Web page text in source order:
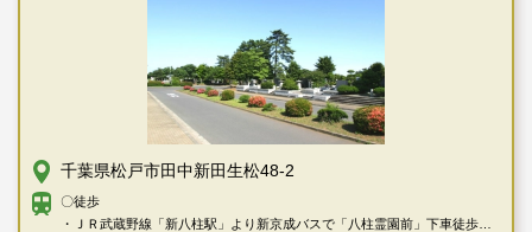
千葉県松戸市田中新田生松48-2
〇徒歩
・ＪＲ武蔵野線「新八柱駅」より新京成バスで「八柱霊園前」下車徒歩約5